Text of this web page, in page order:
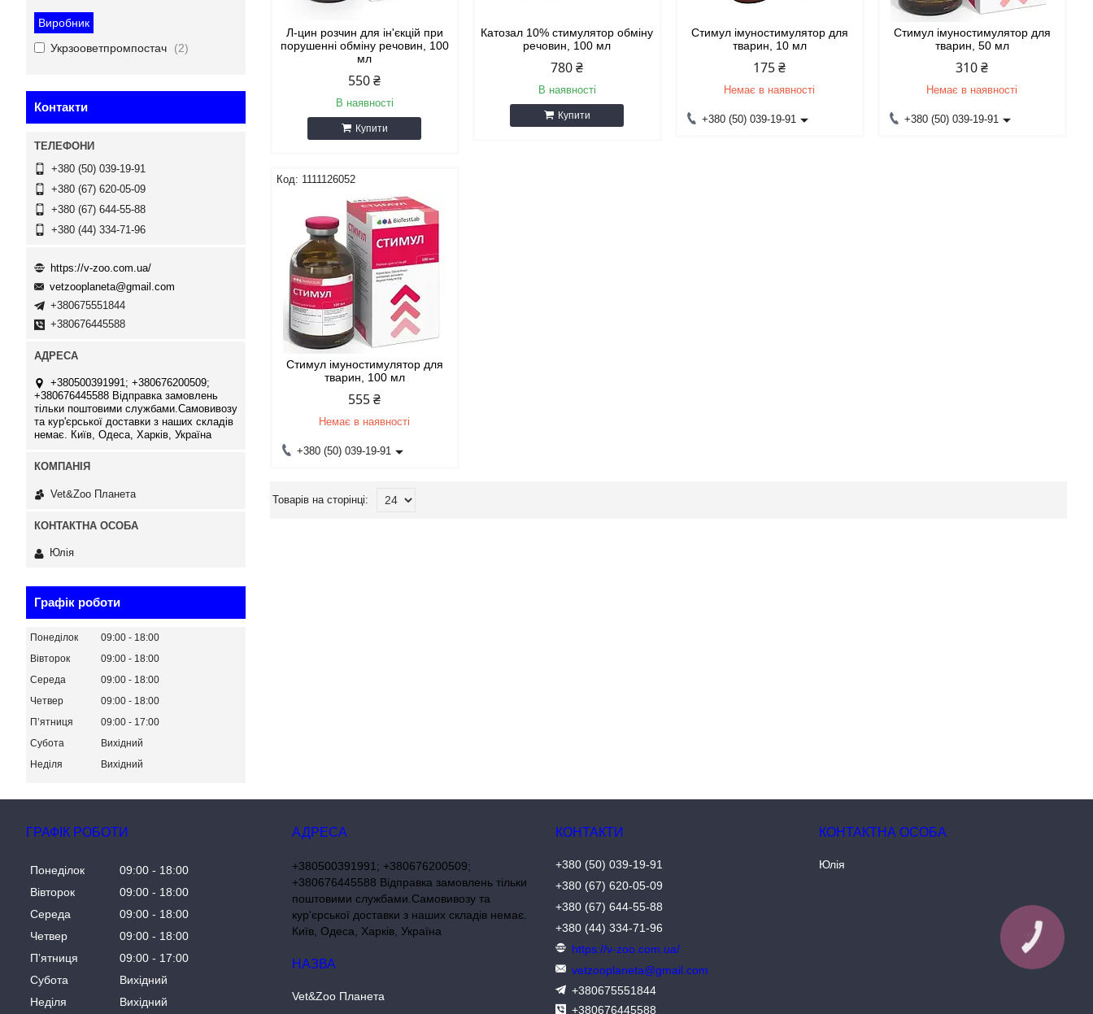
Л-цин розчин для ін'єкцій при
порушенні обміну речовин, 100
мл
550 ₴
В наявності
Купити
Катозал 10% стимулятор обміну
речовин, 100 мл
780 ₴
В наявності
Купити
Стимул імуностимулятор для
тварин, 10 мл
175 ₴
Немає в наявності
+380 (50) 039-19-91
Стимул імуностимулятор для
тварин, 50 мл
310 ₴
Немає в наявності
+380 (50) 039-19-91
1111126052
Стимул імуностимулятор для
тварин, 100 мл
555 ₴
Немає в наявності
+380 (50) 039-19-91
Виробник
Укрзооветпромпостач
2
Контакти
+380 (50) 039-19-91
+380 (67) 620-05-09
+380 (67) 644-55-88
+380 (44) 334-71-96
https://v-zoo.com.ua/
vetzooplaneta@gmail.com
+380675551844
+380676445588
+380500391991; +380676200509;
+380676445588 Відправка замовлень
тільки поштовими службами.Самовивозу
та кур'єрської доставки з наших складів
немає. Київ, Одеса, Харків, Україна
Vet&Zoo Планета
Юлія
Графік роботи
Понеділок 09:00
18:00
Вівторок
09:00
18:00
Середа
09:00
18:00
Четвер
09:00
18:00
Пʼятниця
09:00
17:00
Субота
Вихідний
Неділя
Вихідний
ГРАФІК РОБОТИ
Понеділок 09:00
18:00
Вівторок
09:00
18:00
Середа
09:00
18:00
Четвер
09:00
18:00
Пʼятниця
09:00
17:00
Субота
Вихідний
Неділя
Вихідний
+380500391991; +380676200509;
+380676445588 Відправка замовлень тільки
поштовими службами.Самовивозу та
кур'єрської доставки з наших складів немає.
Київ, Одеса, Харків, Україна
Vet&Zoo Планета
+380 (50) 039-19-91
+380 (67) 620-05-09
+380 (67) 644-55-88
+380 (44) 334-71-96
https://v-zoo.com.ua/
vetzooplaneta@gmail.com
+380675551844
+380676445588
Юлія
КНОПКА
ЗВ'ЯЗКУ